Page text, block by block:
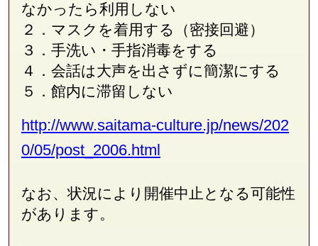
なかったら利用しない
２．マスクを着用する（密接回避）
３．手洗い・手指消毒をする
４．会話は大声を出さずに簡潔にする
５．館内に滞留しない
http://www.saitama-culture.jp/news/202
0/05/post_2006.html
なお、状況により開催中止となる可能性
があります。